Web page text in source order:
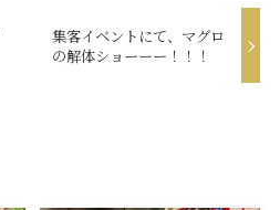
集客イベントにて、マグロ
の解体ショーーー！！！